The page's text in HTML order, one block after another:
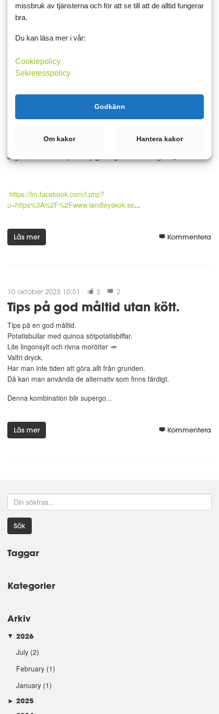
Bilden föreställer min sons...
Linsröra i tacos 🌮
Jag fick ett tips igår att äta tacos 🌮 med linsröra istället för färs.
Jag hittade ett recept som jag ska göra nu till helgen 😋
https://lm.facebook.com/l.php?
u=https%3A%2F%2Fwww.landleyskok.se...
Läs mer Kommentera
10 oktober 2023 10:51 3 2
Tips på god måltid utan kött.
Tips på en god måltid.
Potatisbullar med quinoa sötpotatisbiffar.
Lite lingonsylt och rivna morötter 🥕
Valfri dryck.
Har man inte tiden att göra allt från grunden.
Då kan man använda de alternativ som finns färdigt.
Denna kombination blir supergo...
Läs mer Kommentera
Sök
Taggar
Kategorier
Arkiv
► 2026
July (2)
February (1)
January (1)
► 2025
missbruk av tjänsterna och för att se till att de alltid fungerar
bra.
Du kan läsa mer i vår:
Cookiepolicy
Sekretesspolicy
Godkänn
Om kakor Hantera kakor